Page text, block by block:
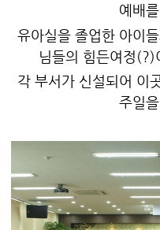
예배
유아실을 졸업한 아이
님들의 힘든여정(?)
각 부서가 신설되어 이
주일